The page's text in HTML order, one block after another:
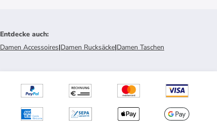
Entdecke auch:
Damen Accessoires|Damen Rucksäcke|Damen Taschen